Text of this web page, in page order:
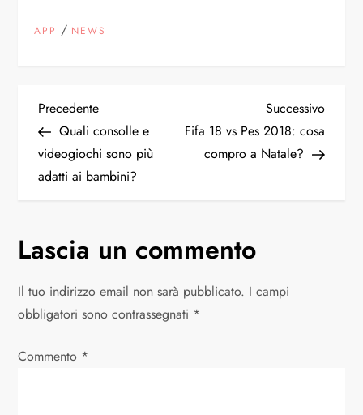
APP / NEWS
N
a
v
g
a
z
Articolo
precedente
Precedente
Quali consolle e
videogiochi sono più
adatti ai bambini?
Successivo
Fifa 18 vs Pes 2018: cosa
compro a Natale?
Lascia un commento
Il tuo indirizzo email non sarà pubblicato. I campi
obbligatori sono contrassegnati *
Commento *